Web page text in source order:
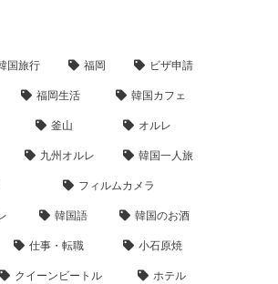
国旅行 福岡 ビザ申請
福岡生活 韓国カフェ
釜山 オルレ
九州オルレ 韓国一人旅
フィルムカメラ
韓国語 韓国のお酒
仕事・転職 小石原焼
クイーンビートル ホテル